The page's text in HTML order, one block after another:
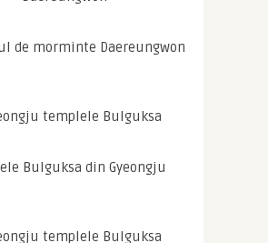
de morminte Daereungwon
Bulguksa din Gyeongju